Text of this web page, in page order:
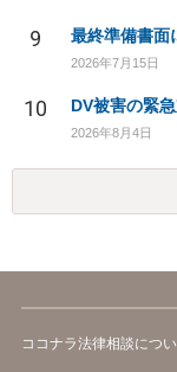
9 最終準備書面
2026年7月15日
10 DV被害の緊
2026年8月4日
ココナラ法律相談につ